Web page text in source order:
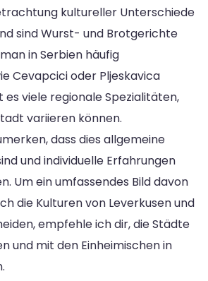
kultureller Unterschiede
sind Wurst- und Brotgerichte
in Serbien häufig
Cevapcici oder Pljeskavica
es viele regionale Spezialitäten,
variieren können.
dass dies allgemeine
und individuelle Erfahrungen
Um ein umfassendes Bild davon
die Kulturen von Leverkusen und
empfehle ich dir, die Städte
und mit den Einheimischen in